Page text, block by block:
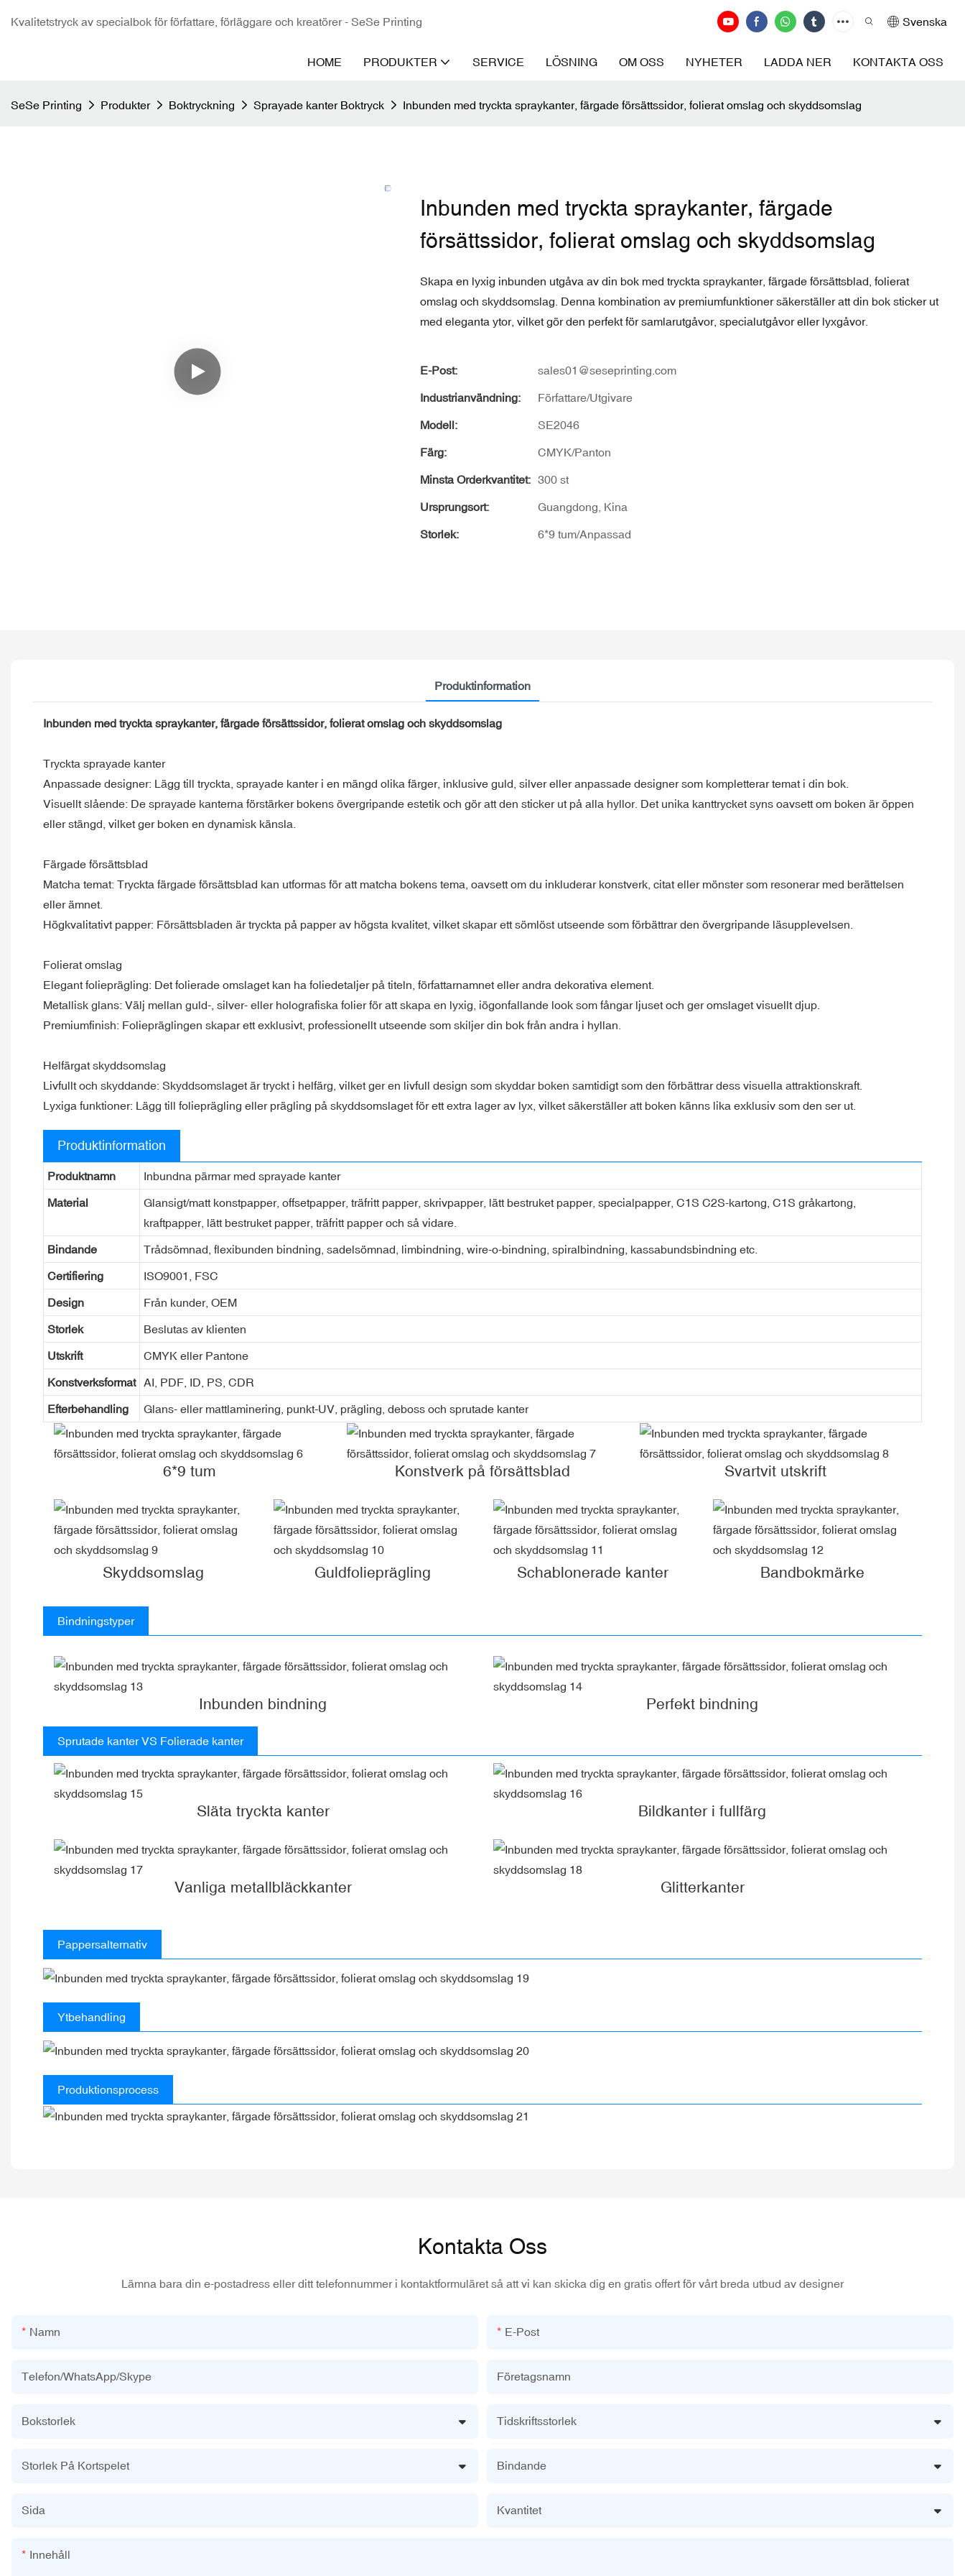
Kvalitetstryck av specialbok för författare, förläggare och kreatörer - SeSe Printing Svenska
HOME PRODUKTER SERVICE LÖSNING OM OSS NYHETER LADDA NER KONTAKTA OSS
SeSe Printing Produkter Boktryckning Sprayade kanter Boktryck Inbunden med tryckta spraykanter, färgade försättssidor, folierat omslag och skyddsomslag
Inbunden med tryckta spraykanter, färgade
försättssidor, folierat omslag och skyddsomslag
Skapa en lyxig inbunden utgåva av din bok med tryckta spraykanter, färgade försättsblad, folierat
omslag och skyddsomslag. Denna kombination av premiumfunktioner säkerställer att din bok sticker ut
med eleganta ytor, vilket gör den perfekt för samlarutgåvor, specialutgåvor eller lyxgåvor.
E-Post: sales01@seseprinting.com
Industrianvändning: Författare/Utgivare
Modell: SE2046
Färg: CMYK/Panton
Minsta Orderkvantitet: 300 st
Ursprungsort: Guangdong, Kina
Storlek: 6*9 tum/Anpassad
Produktinformation
Inbunden med tryckta spraykanter, färgade försättssidor, folierat omslag och skyddsomslag
Tryckta sprayade kanter
Anpassade designer: Lägg till tryckta, sprayade kanter i en mängd olika färger, inklusive guld, silver eller anpassade designer som kompletterar temat i din bok.
Visuellt slående: De sprayade kanterna förstärker bokens övergripande estetik och gör att den sticker ut på alla hyllor. Det unika kanttrycket syns oavsett om boken är öppen
eller stängd, vilket ger boken en dynamisk känsla.
Färgade försättsblad
Matcha temat: Tryckta färgade försättsblad kan utformas för att matcha bokens tema, oavsett om du inkluderar konstverk, citat eller mönster som resonerar med berättelsen
eller ämnet.
Högkvalitativt papper: Försättsbladen är tryckta på papper av högsta kvalitet, vilket skapar ett sömlöst utseende som förbättrar den övergripande läsupplevelsen.
Folierat omslag
Elegant folieprägling: Det folierade omslaget kan ha foliedetaljer på titeln, författarnamnet eller andra dekorativa element.
Metallisk glans: Välj mellan guld-, silver- eller holografiska folier för att skapa en lyxig, iögonfallande look som fångar ljuset och ger omslaget visuellt djup.
Premiumfinish: Foliepräglingen skapar ett exklusivt, professionellt utseende som skiljer din bok från andra i hyllan.
Helfärgat skyddsomslag
Livfullt och skyddande: Skyddsomslaget är tryckt i helfärg, vilket ger en livfull design som skyddar boken samtidigt som den förbättrar dess visuella attraktionskraft.
Lyxiga funktioner: Lägg till folieprägling eller prägling på skyddsomslaget för ett extra lager av lyx, vilket säkerställer att boken känns lika exklusiv som den ser ut.
Produktinformation
Produktnamn Inbundna pärmar med sprayade kanter
Material
Glansigt/matt konstpapper, offsetpapper, träfritt papper, skrivpapper, lätt bestruket papper, specialpapper, C1S C2S-kartong, C1S gråkartong,
kraftpapper, lätt bestruket papper, träfritt papper och så vidare.
Bindande Trådsömnad, flexibunden bindning, sadelsömnad, limbindning, wire-o-bindning, spiralbindning, kassabundsbindning etc.
Certifiering ISO9001, FSC
Design Från kunder, OEM
Storlek Beslutas av klienten
Utskrift CMYK eller Pantone
Konstverksformat AI, PDF, ID, PS, CDR
Efterbehandling Glans- eller mattlaminering, punkt-UV, prägling, deboss och sprutade kanter
6*9 tum Konstverk på försättsblad Svartvit utskrift
Skyddsomslag Guldfolieprägling Schablonerade kanter Bandbokmärke
Bindningstyper
Inbunden bindning Perfekt bindning
Sprutade kanter VS Folierade kanter
Släta tryckta kanter Bildkanter i fullfärg
Vanliga metallbläckkanter Glitterkanter
Pappersalternativ
Ytbehandling
Produktionsprocess
Kontakta Oss
Lämna bara din e-postadress eller ditt telefonnummer i kontaktformuläret så att vi kan skicka dig en gratis offert för vårt breda utbud av designer
Namn E-Post
Telefon/WhatsApp/Skype Företagsnamn
Bokstorlek Tidskriftsstorlek
Storlek På Kortspelet Bindande
Sida Kvantitet
Innehåll